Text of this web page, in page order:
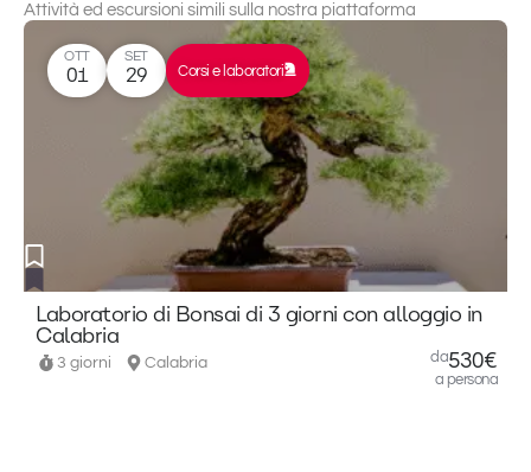
convivialità.
partecipanti
avranno
l’occasione
lavorare
l’argilla e
realizzare
un
piccolo
passo
passo,
mentre
gustano
Attività ed escursioni simili sulla nostra piattaforma
Laboratorio di Bonsai di 3 giorni con alloggio in
Calabria
3 giorni Calabria
OTT
01
SET
29 Corsi e laboratori
da530€
a persona